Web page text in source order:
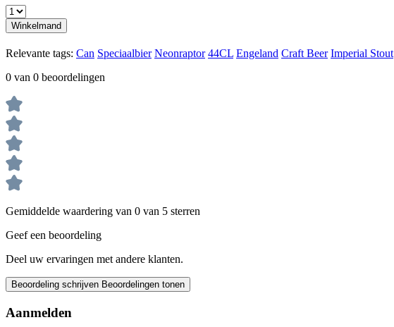
Winkelmand
Relevante tags: Can Speciaalbier Neonraptor 44CL Engeland Craft Beer Imperial Stout
0 van 0 beoordelingen
Gemiddelde waardering van 0 van 5 sterren
Geef een beoordeling
Deel uw ervaringen met andere klanten.
Beoordeling schrijven Beoordelingen tonen
Aanmelden